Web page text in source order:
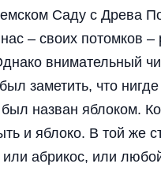
Саду с Древа
– своих потомков –
внимательный
заметить, что
назван яблоком.
и яблоко. В той же
или абрикос, или